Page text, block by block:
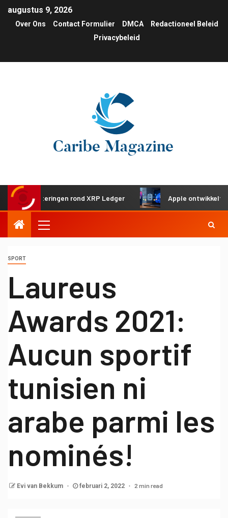
augustus 9, 2026
Over Ons Contact Formulier DMCA
Redactioneel Beleid
Privacybeleid
rond XRP Ledger Apple ontwikkelt gedeeld
SPORT
Laureus
Awards 2021:
Aucun sportif
tunisien ni
arabe parmi les
nominés!
Evi van Bekkum februari 2, 2022 2 min read